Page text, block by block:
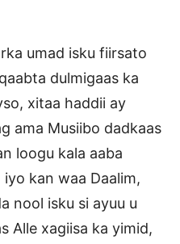
umad isku fiirsato
dulmigaas ka
xitaa haddii ay
ama Musiibo dadkaas
loogu kala aaba
iyo kan waa Daalim,
nool isku si ayuu u
Alle xagiisa ka yimid,